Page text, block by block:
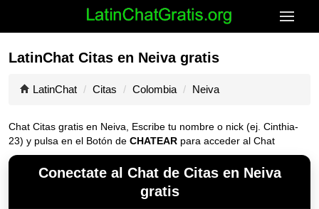
LatinChat Citas en Neiva gratis
LatinChat Citas Colombia Neiva
Chat Citas gratis en Neiva, Escribe tu nombre o nick (ej. Cinthia-
23) y pulsa en el Botón de CHATEAR para acceder al Chat
Conectate al Chat de Citas en Neiva
gratis